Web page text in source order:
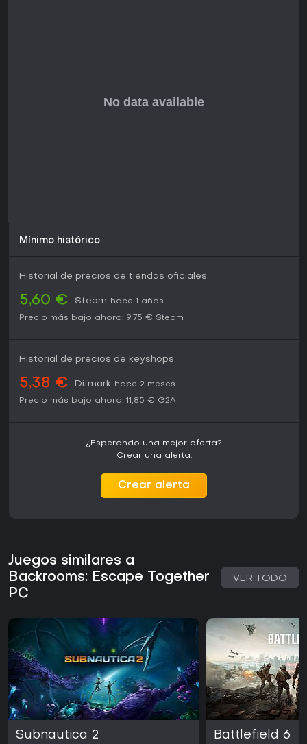
Mínimo histórico
Historial de precios de tiendas oficiales
5,60 € Steam
hace 1 años
Precio más bajo ahora: 9,75 € Steam
Historial de precios de keyshops
5,38 € Difmark hace 2 meses
Precio más bajo ahora: 11,85 € G2A
¿Esperando una mejor oferta?
Crear una alerta.
Crear alerta
Juegos similares a
Backrooms: Escape Together
PC
VER TODO
Subnautica 2 Battlefield 6